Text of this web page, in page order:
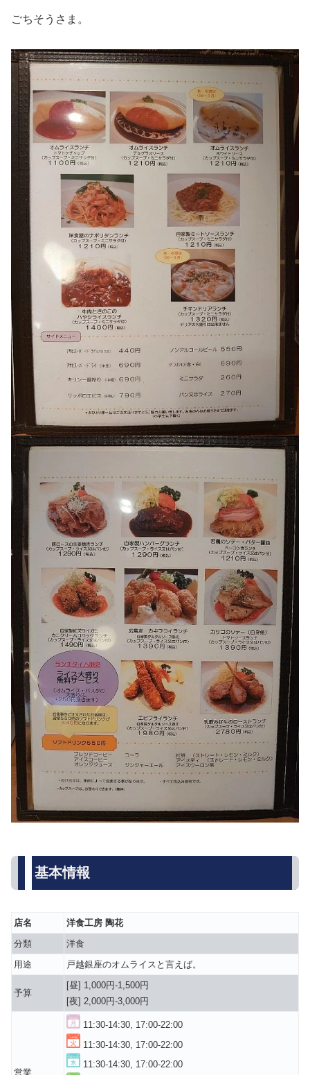
ごちそうさま。
基本情報
店名
洋食工房 陶花
分類
洋食
用途
戸越銀座のオムライスと言えば。
予算
[昼] 1,000円-1,500円
[夜] 2,000円-3,000円
営業
11:30-14:30, 17:00-22:00
11:30-14:30, 17:00-22:00
11:30-14:30, 17:00-22:00